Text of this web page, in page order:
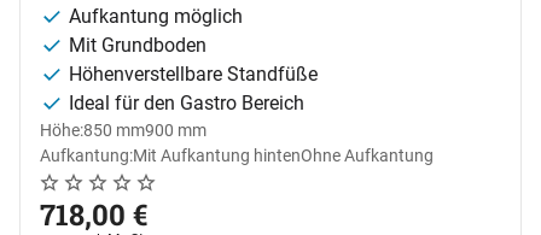
Aufkantung möglich
Mit Grundboden
Höhenverstellbare Standfüße
Ideal für den Gastro Bereich
Höhe:850 mm900 mm
Aufkantung:Mit Aufkantung hintenOhne Aufkantung
Noch keine Bewertungen abgegeben
0 Bewertungen
718,00 €